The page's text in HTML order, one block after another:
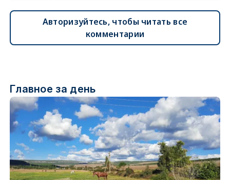
Авторизуйтесь, чтобы читать все
комментарии
Главное за день